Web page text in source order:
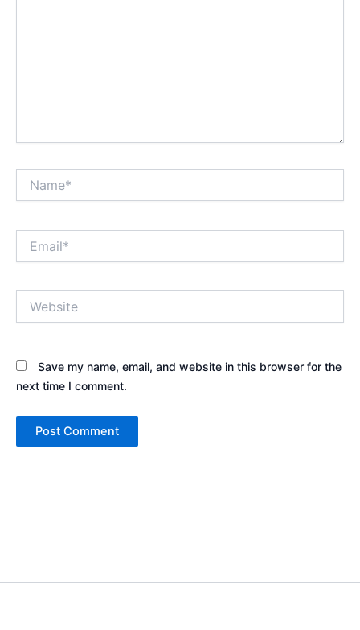
Save my name, email, and website in this browser for the
next time I comment.